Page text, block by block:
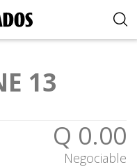
13
Q 0.00
Negociable